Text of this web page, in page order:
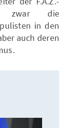
zwar die
in den
auch deren